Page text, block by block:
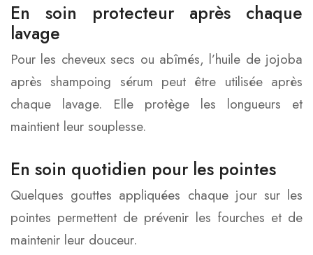
En soin protecteur après chaque
lavage
Pour les cheveux secs ou abîmés, l’huile de jojoba
après shampoing sérum peut être utilisée après
chaque lavage. Elle protège les longueurs et
maintient leur souplesse.
En soin quotidien pour les pointes
Quelques gouttes appliquées chaque jour sur les
pointes permettent de prévenir les fourches et de
maintenir leur douceur.